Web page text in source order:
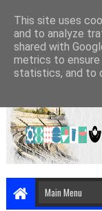
This site uses
and to analyze
shared with
metrics to
statistics, and to